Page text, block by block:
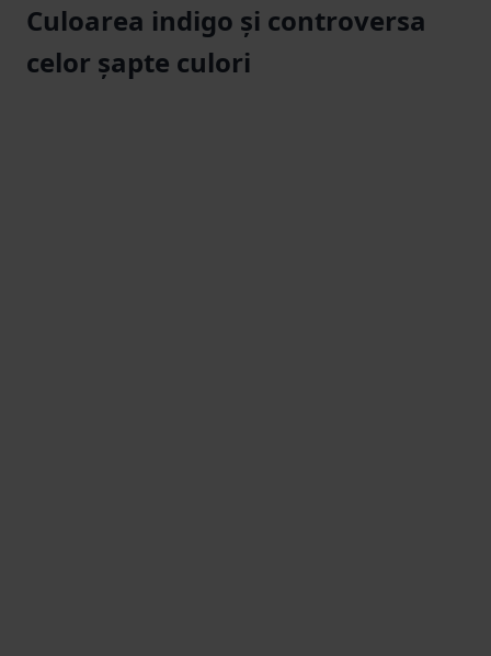
Culoarea indigo și controversa
celor șapte culori